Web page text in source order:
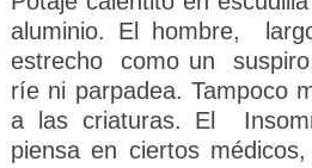
aluminio. El hombre,
estrecho como un
ríe ni parpadea. Tampoco
a las criaturas. El
piensa en ciertos